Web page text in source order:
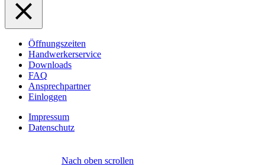
Öffnungszeiten
Handwerkerservice
Downloads
FAQ
Ansprechpartner
Einloggen
Impressum
Datenschutz
Nach oben scrollen